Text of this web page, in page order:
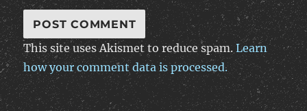
This site uses Akismet to reduce spam.Learn
how your comment data is processed.